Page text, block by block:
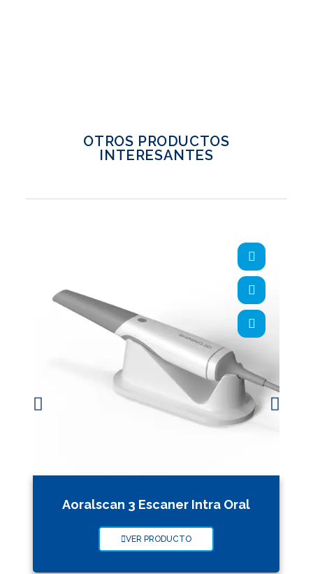
OTROS PRODUCTOS
INTERESANTES
Aoralscan 3 Escaner Intra Oral
VER PRODUCTO